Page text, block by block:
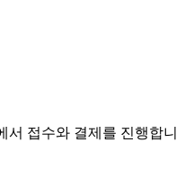
서 접수와 결제를 진행합니